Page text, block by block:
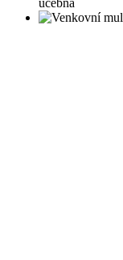
učebna